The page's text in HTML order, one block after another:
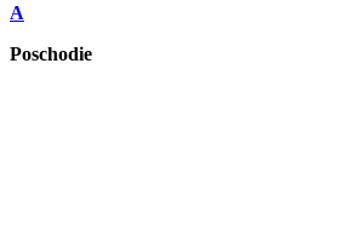
A
Poschodie